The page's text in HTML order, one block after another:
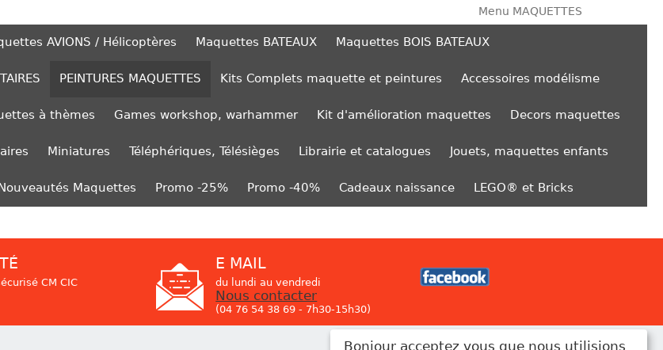
Menu MAQUETTES
AVIONS / Hélicoptères Maquettes BATEAUX Maquettes BOIS BATEAUX
PEINTURES MAQUETTES Kits Complets maquette et peintures Accessoires modélisme
à thèmes Games workshop, warhammer Kit d'amélioration maquettes Decors maquettes
Miniatures Téléphériques, Télésièges Librairie et catalogues Jouets, maquettes enfants
Maquettes Promo -25% Promo -40% Cadeaux naissance LEGO® et Bricks
CM CIC
E MAIL
du lundi au vendredi
Nous contacter
(04 76 54 38 69 - 7h30-15h30)
Bonjour acceptez vous que nous utilisions